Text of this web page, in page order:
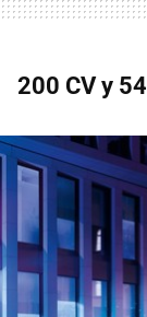
200 CV y